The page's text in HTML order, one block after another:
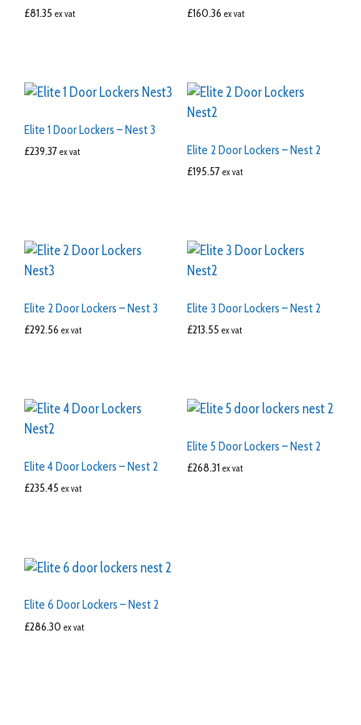
£81.35 ex vat
£160.36 ex vat
Elite 1 Door Lockers – Nest 3
£239.37 ex vat
Elite 2 Door Lockers – Nest 2
£195.57 ex vat
Elite 2 Door Lockers – Nest 3
£292.56 ex vat
Elite 3 Door Lockers – Nest 2
£213.55 ex vat
Elite 4 Door Lockers – Nest 2
£235.45 ex vat
Elite 5 Door Lockers – Nest 2
£268.31 ex vat
Elite 6 Door Lockers – Nest 2
£286.30 ex vat